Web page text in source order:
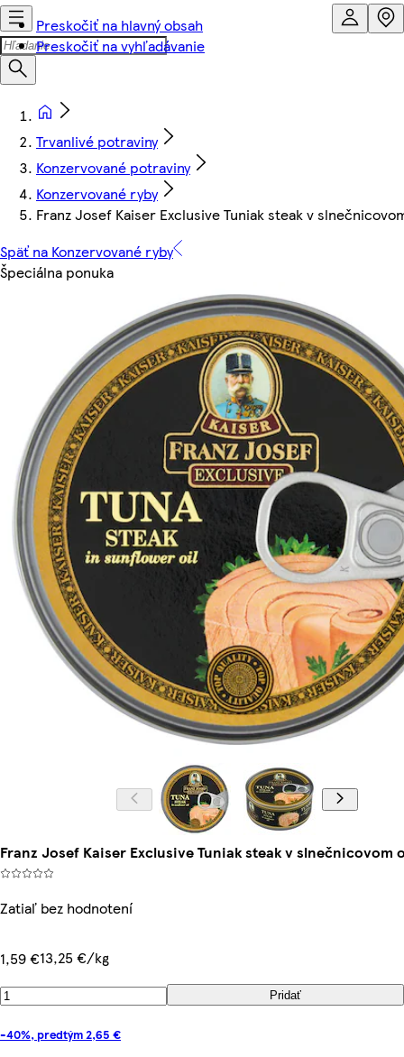
Preskočiť na hlavný obsah
Preskočiť na vyhľadávanie
Trvanlivé potraviny
Konzervované potraviny
Konzervované ryby
Franz Josef Kaiser Exclusive Tuniak steak v
Späť na Konzervované ryby
Špeciálna ponuka
Franz Josef Kaiser Exclusive Tuniak steak v slnečnicovom
Zatiaľ bez hodnotení
1,59 €13,25 €/kg
Pridať
-40%, predtým 2,65 €